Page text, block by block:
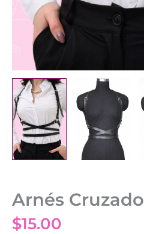
Arnés Cruzado
$15.00